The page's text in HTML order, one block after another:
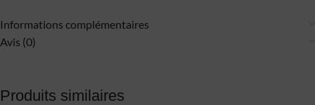
Informations complémentaires
Avis (0)
Produits similaires